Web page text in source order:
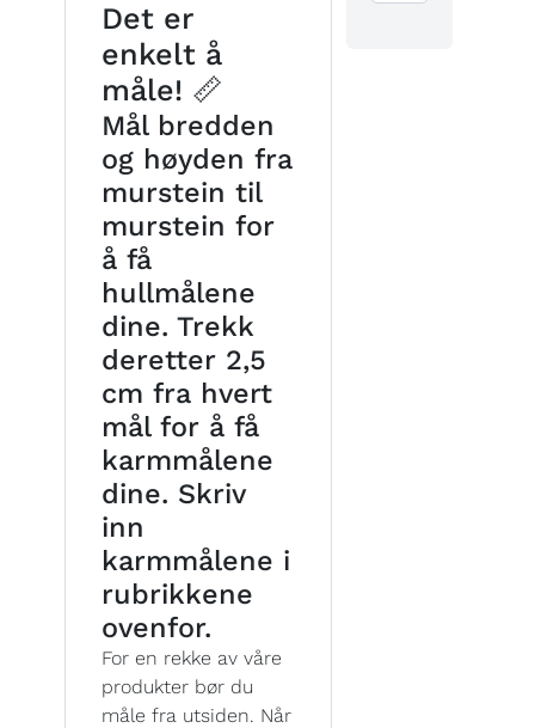
Det er
enkelt å
måle! 📏
Mål bredden
og høyden fra
murstein til
murstein for
å få
hullmålene
dine. Trekk
deretter 2,5
cm fra hvert
mål for å få
karmmålene
dine. Skriv
inn
karmmålene i
rubrikkene
ovenfor.
For en rekke av våre
produkter bør du
måle fra utsiden. Når